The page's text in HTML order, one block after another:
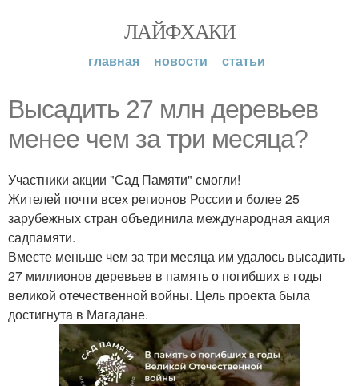
ЛАЙФХАКИ
главная новости статьи
Высадить 27 млн деревьев
менее чем за три месяца?
Участники акции "Сад Памяти" смогли!
Жителей почти всех регионов России и более 25
зарубежных стран объединила международная акция
садпамяти.
Вместе меньше чем за три месяца им удалось высадить
27 миллионов деревьев в память о погибших в годы
великой отечественной войны. Цель проекта была
достигнута в Магадане.